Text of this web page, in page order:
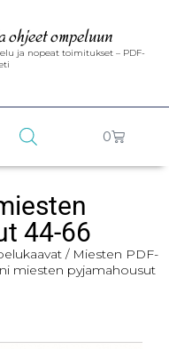
ohjeet ompeluun
ja nopeat toimitukset – PDF-
0
44-66
/ Miesten PDF-
miesten pyjamahousut